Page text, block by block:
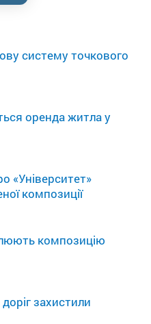
систему точкового
оренда житла у
«Університет»
композиції
композицію
захистили